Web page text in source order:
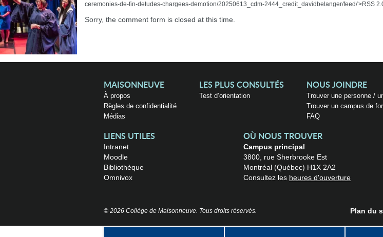
ceremonies-de-fin-detudes-chargees-demotion/20250613_cdm-2444_credit_davidbelanger/feed/'>RSS
Sorry, the comment form is closed at this time.
MAISONNEUVE
À propos
Règles de confidentialité
Médias
LES PLUS CONSULTÉS
Test d’orientation
NOUS JOINDRE
Trouver une personne /
Trouver un campus de
FAQ
LIENS UTILES
Intranet
Moodle
Bibliothèque
Omnivox
OÙ NOUS TROUVER
Campus principal
3800, rue Sherbrooke Est
Montréal (Québec) H1X 2A2
Consultez les heures d'ouverture
© 2026 Collège de Maisonneuve. Tous droits réservés. Plan du